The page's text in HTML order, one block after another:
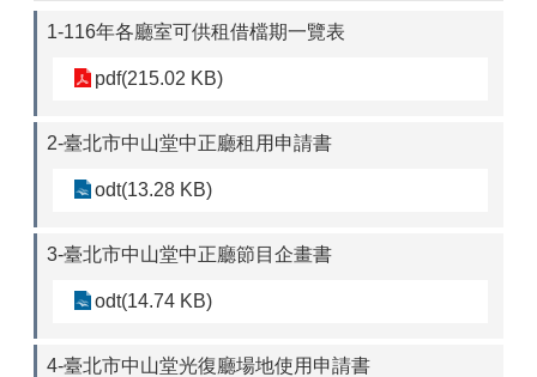
1-116年各廳室可供租借檔期一覽表
pdf(215.02 KB)
2-臺北市中山堂中正廳租用申請書
odt(13.28 KB)
3-臺北市中山堂中正廳節目企畫書
odt(14.74 KB)
4-臺北市中山堂光復廳場地使用申請書